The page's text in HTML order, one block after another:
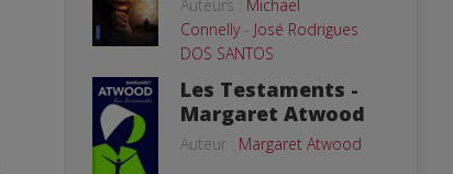
Auteurs : Michael
Connelly- José Rodrigues
DOS SANTOS
Les Testaments -
Margaret Atwood
Auteur : Margaret Atwood